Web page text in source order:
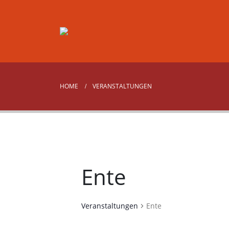
HOME VERANSTALTUNGEN
Ente
Veranstaltungen Ente